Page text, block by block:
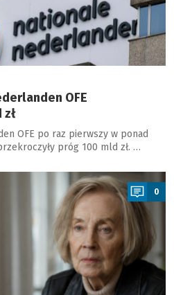
OFE
OFE po raz pierwszy w ponad
próg 100 mld zł. …
0